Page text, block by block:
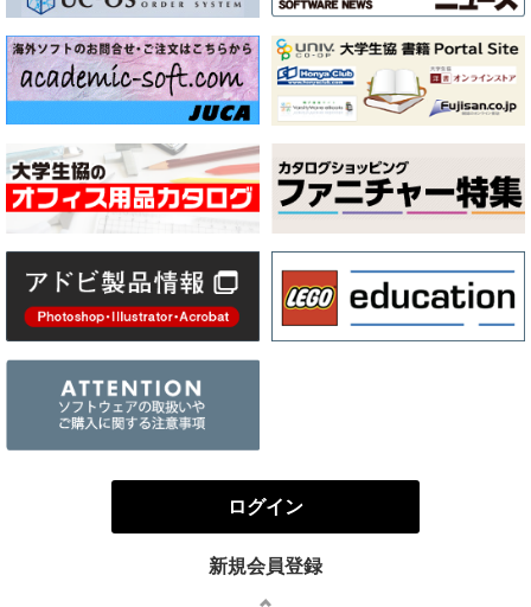
ログイン
新規会員登録